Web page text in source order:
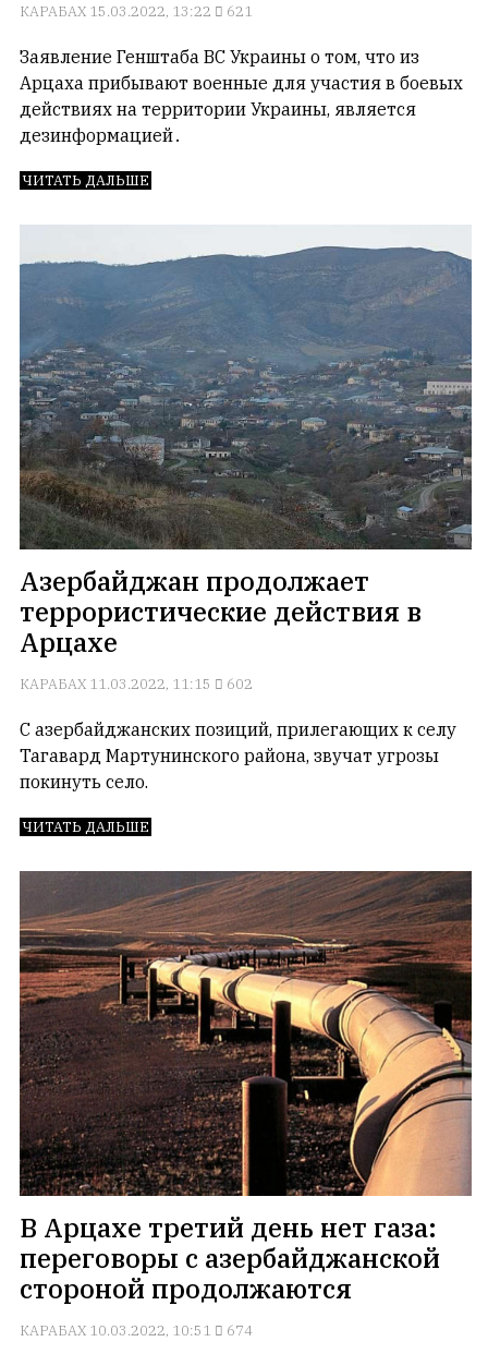
КАРАБАХ 15.03.2022, 13:22 621
Заявление Генштаба ВС Украины о том, что из
Арцаха прибывают военные для участия в боевых
действиях на территории Украины, является
дезинформацией․
ЧИТАТЬ ДАЛЬШЕ
Азербайджан продолжает
террористические действия в
Арцахе
КАРАБАХ 11.03.2022, 11:15 602
C азербайджанских позиций, прилегающих к селу
Тагавард Мартунинского района, звучат угрозы
покинуть село.
ЧИТАТЬ ДАЛЬШЕ
В Арцахе третий день нет газа:
переговоры с азербайджанской
стороной продолжаются
КАРАБАХ 10.03.2022, 10:51 674